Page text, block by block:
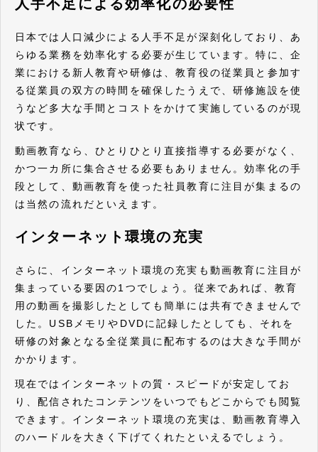
人手不足による効率化の必要性
日本では人口減少による人手不足が深刻化しており、あ
らゆる業務を効率化する必要が生じています。特に、企
業における新人教育や研修は、教育役の従業員と参加す
る従業員の双方の時間を確保したうえで、研修施設を使
うなど多大な手間とコストをかけて実施しているのが現
状です。
動画教育なら、ひとりひとり直接指導する必要がなく、
かつ一カ所に集合させる必要もありません。効率化の手
段として、動画教育を使った社員教育に注目が集まるの
は当然の流れだといえます。
インターネット環境の充実
さらに、インターネット環境の充実も動画教育に注目が
集まっている要因の1つでしょう。従来であれば、教育
用の動画を撮影したとしても簡単には共有できませんで
した。USBメモリやDVDに記録したとしても、それを
研修の対象となる全従業員に配布するのは大きな手間が
かかります。
現在ではインターネットの質・スピードが安定してお
り、配信されたコンテンツをいつでもどこからでも閲覧
できます。インターネット環境の充実は、動画教育導入
のハードルを大きく下げてくれたといえるでしょう。